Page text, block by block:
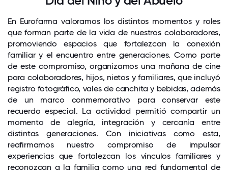
En Eurofarma valoramos los distintos momentos y roles
que forman parte de la vida de nuestros colaboradores,
promoviendo espacios que fortalezcan la conexión
familiar y el encuentro entre generaciones. Como parte
de este compromiso, organizamos una mañana de cine
para colaboradores, hijos, nietos y familiares, que incluyó
registro fotográfico, vales de canchita y bebidas, además
de un marco conmemorativo para conservar este
recuerdo especial. La actividad permitió compartir un
momento de alegría, integración y cercanía entre
distintas generaciones. Con iniciativas como esta,
reafirmamos nuestro compromiso de impulsar
experiencias que fortalezcan los vínculos familiares y
reconozcan a la familia como una red fundamental de